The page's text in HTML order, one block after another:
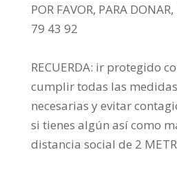
POR FAVOR, PARA
79 43 92⠀
RECUERDA: ir protegido
cumplir todas las
necesarias y evitar
si tienes algún así como
distancia social de 2